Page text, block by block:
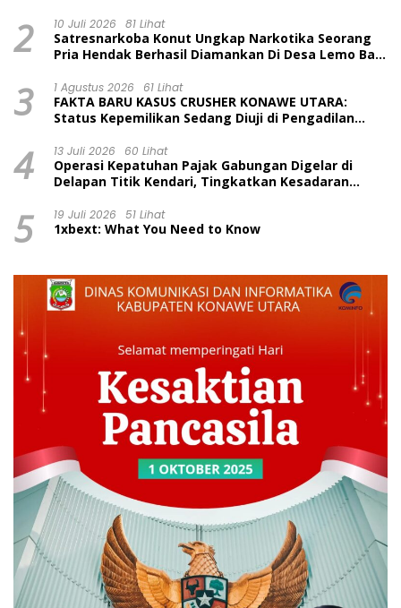
2 10 Juli 2026 81 Lihat
Satresnarkoba Konut Ungkap Narkotika Seorang
Pria Hendak Berhasil Diamankan Di Desa Lemo Bajo
3 1 Agustus 2026 61 Lihat
FAKTA BARU KASUS CRUSHER KONAWE UTARA:
Status Kepemilikan Sedang Diuji di Pengadilan
Dinilai Prematur
4 13 Juli 2026 60 Lihat
Operasi Kepatuhan Pajak Gabungan Digelar di
Delapan Titik Kendari, Tingkatkan Kesadaran
5 19 Juli 2026 51 Lihat
1xbext: What You Need to Know